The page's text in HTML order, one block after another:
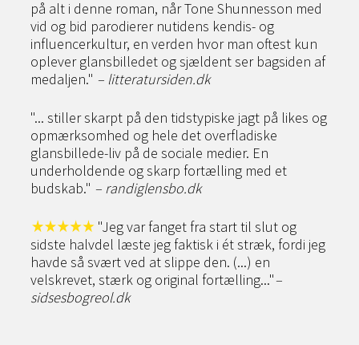
på alt i denne roman, når Tone Shunnesson med
vid og bid parodierer nutidens kendis- og
influencerkultur, en verden hvor man oftest kun
oplever glansbilledet og sjældent ser bagsiden af
medaljen." – litteratursiden.dk
"... stiller skarpt på den tidstypiske jagt på likes og
opmærksomhed og hele det overfladiske
glansbillede-liv på de sociale medier. En
underholdende og skarp fortælling med et
budskab." – randiglensbo.dk
"Jeg var fanget fra start til slut og
sidste halvdel læste jeg faktisk i ét stræk, fordi jeg
havde så svært ved at slippe den. (...) en
velskrevet, stærk og original fortælling..."–
sidsesbogreol.dk